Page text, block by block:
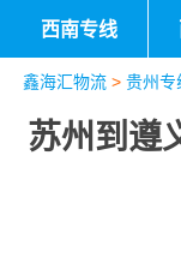
西南专线
鑫海汇物流> 贵州专
苏州到遵